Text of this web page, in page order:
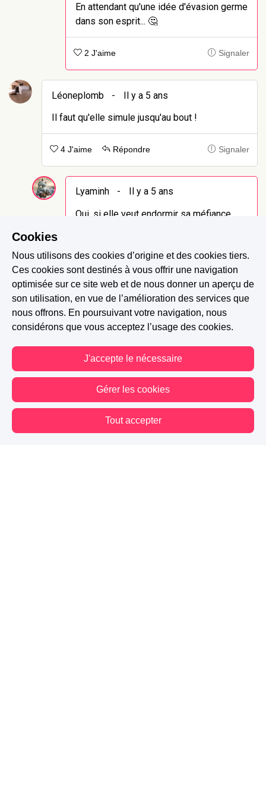
En attendant qu'une idée d'évasion germe
dans son esprit... 🤔
2 J'aime Signaler
Léoneplomb -
Il y a 5 ans
Il faut qu'elle simule jusqu'au bout !
4 J'aime Répondre Signaler
Lyaminh -
Il y a 5 ans
Oui, si elle veut endormir sa méfiance...
0 J'aime Signaler
Afficher plus de commentaires
Cookies
Nous utilisons des cookies d’origine et des cookies tiers.
Ces cookies sont destinés à vous offrir une navigation
optimisée sur ce site web et de nous donner un aperçu de
son utilisation, en vue de l’amélioration des services que
nous offrons. En poursuivant votre navigation, nous
considérons que vous acceptez l’usage des cookies.
J'accepte le nécessaire
Gérer les cookies
Tout accepter